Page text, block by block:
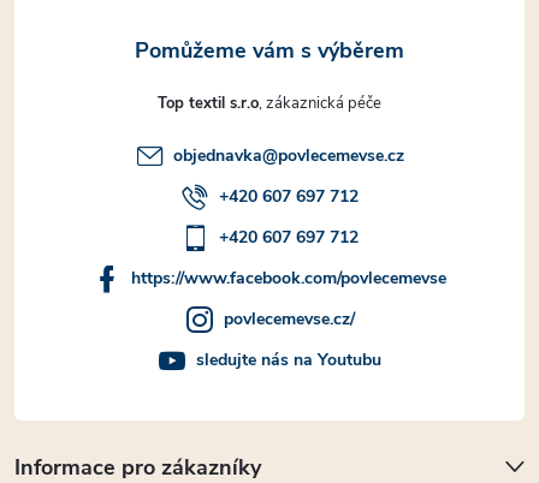
Informace pro zákazníky
Top textil s.r.o
objednavka@povlecemevse.cz
+420 607 697 712
+420 607 697 712
https://www.facebook.com/povlecemevse
povlecemevse.cz/
sledujte nás na Youtubu